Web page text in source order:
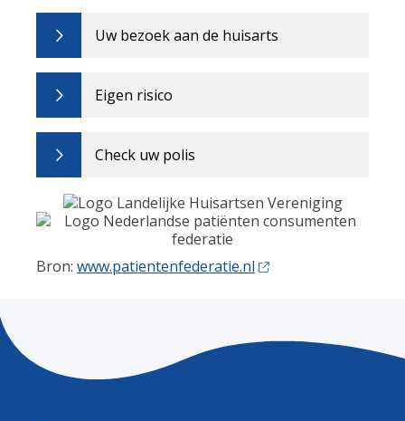
Uw bezoek aan de huisarts
Eigen risico
Check uw polis
Bron: www.patientenfederatie.nl